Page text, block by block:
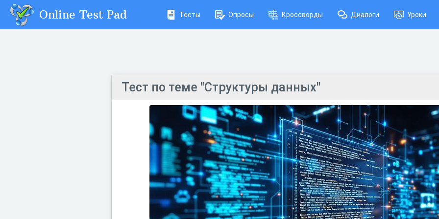
Online Test Pad Тесты Опросы Кроссворды Диалоги Уроки
Тест по теме "Структуры данных"